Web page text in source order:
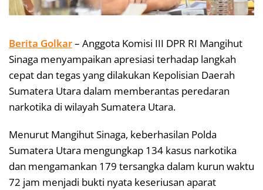
Berita Golkar– Anggota Komisi III DPR RI Mangihut
Sinaga menyampaikan apresiasi terhadap langkah
cepat dan tegas yang dilakukan Kepolisian Daerah
Sumatera Utara dalam memberantas peredaran
narkotika di wilayah Sumatera Utara.
Menurut Mangihut Sinaga, keberhasilan Polda
Sumatera Utara mengungkap 134 kasus narkotika
dan mengamankan 179 tersangka dalam kurun waktu
72 jam menjadi bukti nyata keseriusan aparat